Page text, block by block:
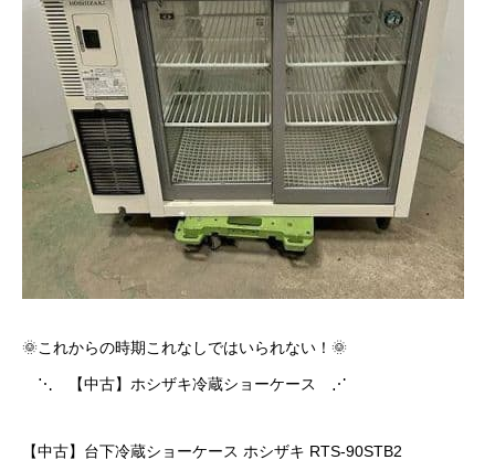
🌞これからの時期これなしではいられない！🌞
⋱ 【中古】ホシザキ冷蔵ショーケース ⋰
【中古】台下冷蔵ショーケース ホシザキ RTS-90STB2